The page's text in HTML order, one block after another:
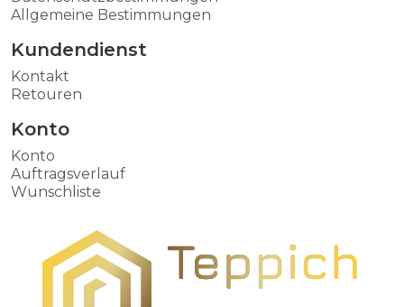
Allgemeine Bestimmungen
Kundendienst
Kontakt
Retouren
Konto
Konto
Auftragsverlauf
Wunschliste